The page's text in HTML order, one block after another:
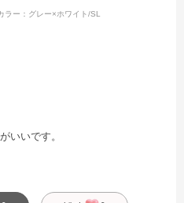
ラー：グレー×ホワイト/SL
いいです。